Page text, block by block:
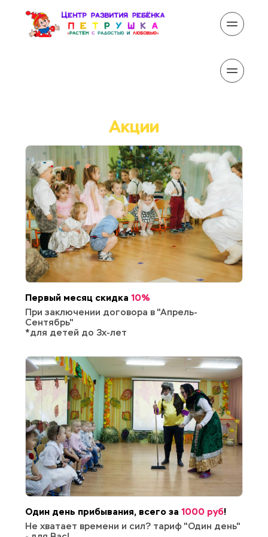
Акции
Первый месяц скидка 10%
При заключении договора в "Апрель-
Сентябрь"
*для детей до 3х-лет
Один день прибывания, всего за 1000 руб!
Не хватает времени и сил? тариф "Один день"